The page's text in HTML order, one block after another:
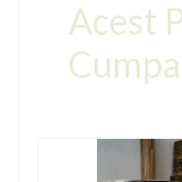
Acest